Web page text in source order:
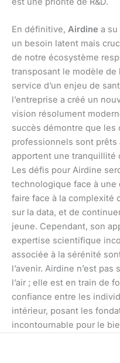
En définitive, Airdine a
un besoin latent mais
de notre écosystème
transposant le modèle de
service d’un enjeu de
l’entreprise a créé un
vision résolument
succès démontre que les
professionnels sont prêts
apportent une tranquillité
Les défis pour Airdine
technologique face à une
faire face à la complexité
sur la data, et de
jeune. Cependant, son
expertise scientifique
associée à la sérénité
l’avenir. Airdine n’est
l’air ; elle est en train de
confiance entre les
intérieur, posant les
incontournable pour le